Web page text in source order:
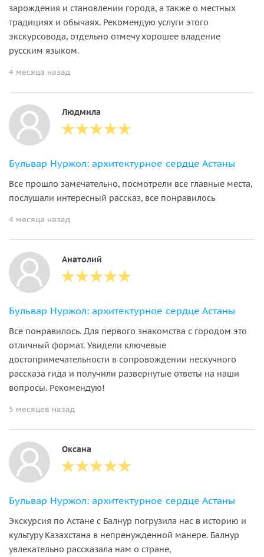
зарождения и становлении города, а также о местных
традициях и обычаях. Рекомендую услуги этого
экскурсовода, отдельно отмечу хорошее владение
русским языком.
4 месяца назад
Людмила
Бульвар Нуржол: архитектурное сердце Астаны
Все прошло замечательно, посмотрели все главные места,
послушали интересный рассказ, все понравилось
4 месяца назад
Анатолий
Бульвар Нуржол: архитектурное сердце Астаны
Все понравилось. Для первого знакомства с городом это
отличный формат. Увидели ключевые
достопримечательности в сопровождении нескучного
рассказа гида и получили развернутые ответы на наши
вопросы. Рекомендую!
5 месяцев назад
Оксана
Бульвар Нуржол: архитектурное сердце Астаны
Экскурсия по Астане с Балнур погрузила нас в историю и
культуру Казахстана в непренужденной манере. Балнур
увлекательно рассказала нам о стране,